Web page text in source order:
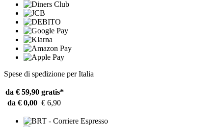
Spese di spedizione per Italia
da € 59,90 gratis*
da € 0,00 € 6,90